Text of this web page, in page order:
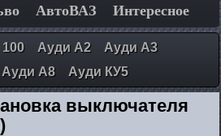
АвтоВАЗ Интересное
Ауди А2
Ауди А3
Ауди А8 Ауди КУ5
выключателя
)